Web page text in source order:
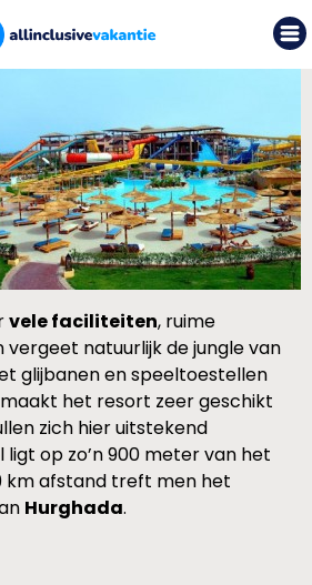
vele faciliteiten, ruime
natuurlijk de jungle van
glijbanen en speeltoestellen
het resort zeer geschikt
zich hier uitstekend
op zo’n 900 meter van het
km afstand treft men het
Hurghada.